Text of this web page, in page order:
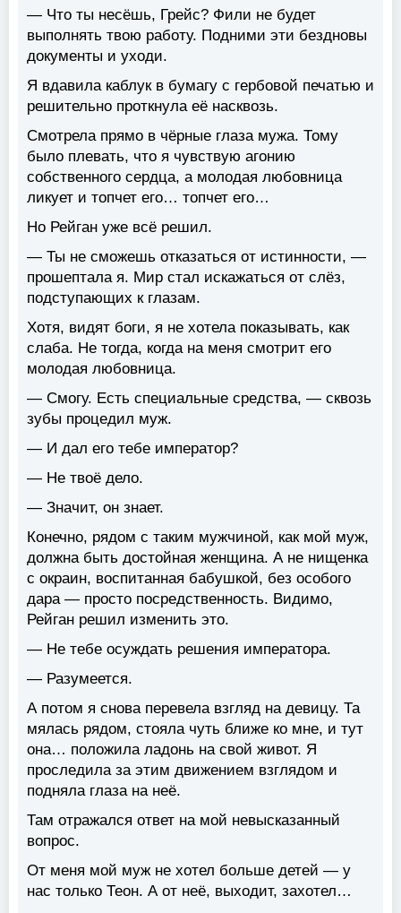
— Что ты несёшь, Грейс? Фили не будет
выполнять твою работу. Подними эти бездновы
документы и уходи.
Я вдавила каблук в бумагу с гербовой печатью и
решительно проткнула её насквозь.
Смотрела прямо в чёрные глаза мужа. Тому
было плевать, что я чувствую агонию
собственного сердца, а молодая любовница
ликует и топчет его… топчет его…
Но Рейган уже всё решил.
— Ты не сможешь отказаться от истинности, —
прошептала я. Мир стал искажаться от слёз,
подступающих к глазам.
Хотя, видят боги, я не хотела показывать, как
слаба. Не тогда, когда на меня смотрит его
молодая любовница.
— Смогу. Есть специальные средства, — сквозь
зубы процедил муж.
— И дал его тебе император?
— Не твоё дело.
— Значит, он знает.
Конечно, рядом с таким мужчиной, как мой муж,
должна быть достойная женщина. А не нищенка
с окраин, воспитанная бабушкой, без особого
дара — просто посредственность. Видимо,
Рейган решил изменить это.
— Не тебе осуждать решения императора.
— Разумеется.
А потом я снова перевела взгляд на девицу. Та
мялась рядом, стояла чуть ближе ко мне, и тут
она… положила ладонь на свой живот. Я
проследила за этим движением взглядом и
подняла глаза на неё.
Там отражался ответ на мой невысказанный
вопрос.
От меня мой муж не хотел больше детей — у
нас только Теон. А от неё, выходит, захотел…